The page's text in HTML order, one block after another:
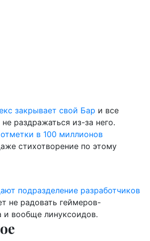
закрывает свой Бар и все
раздражаться из-за него.
в 100 миллионов
стихотворение по этому
подразделение разработчиков
не радовать геймеров-
и вообще линуксоидов.